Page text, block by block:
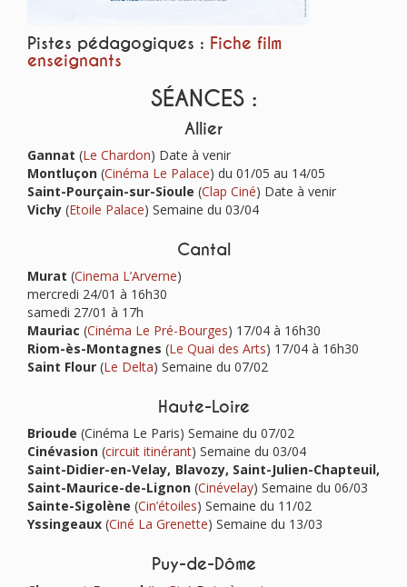
Pistes pédagogiques : Fiche film
enseignants
SÉANCES :
Allier
Gannat (Le Chardon) Date à venir
Montluçon (Cinéma Le Palace) du 01/05 au 14/05
Saint-Pourçain-sur-Sioule (Clap Ciné) Date à venir
Vichy (Etoile Palace) Semaine du 03/04
Cantal
Murat (Cinema L’Arverne)
mercredi 24/01 à 16h30
samedi 27/01 à 17h
Mauriac (Cinéma Le Pré-Bourges) 17/04 à 16h30
Riom-ès-Montagnes (Le Quai des Arts) 17/04 à 16h30
Saint Flour (Le Delta) Semaine du 07/02
Haute-Loire
Brioude (Cinéma Le Paris) Semaine du 07/02
Cinévasion (circuit itinérant) Semaine du 03/04
Saint-Didier-en-Velay, Blavozy, Saint-Julien-Chapteuil,
Saint-Maurice-de-Lignon (Cinévelay) Semaine du 06/03
Sainte-Sigolène (Cin’étoiles) Semaine du 11/02
Yssingeaux (Ciné La Grenette) Semaine du 13/03
Puy-de-Dôme